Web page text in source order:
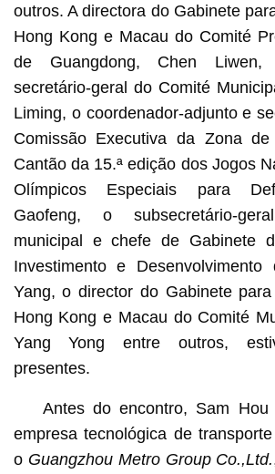
outros. A directora do Gabinete
Hong Kong e Macau do Comité
de Guangdong, Chen
secretário-geral do Comité
Liming, o coordenador-adjunto e
Comissão Executiva da Zona
Cantão da 15.ª edição dos Jogos
Olímpicos Especiais para
Gaofeng, o subsecretário-
municipal e chefe de Gabinete
Investimento e
Yang, o director do Gabinete
Hong Kong e Macau do Comité
Yang Yong entre outros,
presentes.
Antes do encontro, Sam
empresa tecnológica de
oGuangzhou Metro Group Co.,Ltd.